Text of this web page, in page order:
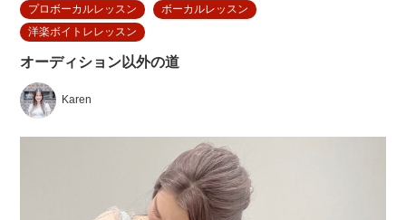
プロボーカルレッスン
ボーカルレッスン
洋楽ボイトレレッスン
オーディション以外の道
Karen